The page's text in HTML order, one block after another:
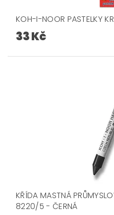
KOH-I-NOOR PASTELKY
33 Kč
KŘÍDA MASTNÁ
8220/5 - ČERNÁ